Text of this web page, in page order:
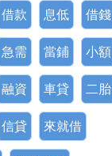
借款 息低 借錢
急需 當鋪 小額
融資 車貸 二胎
信貸 來就借